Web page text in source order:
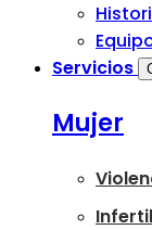
Servicios
Mujer